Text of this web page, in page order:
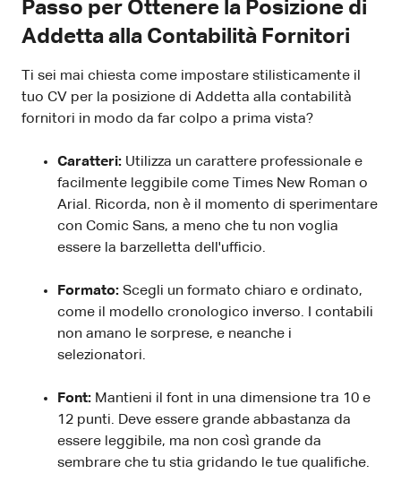
Passo per Ottenere la Posizione di
Addetta alla Contabilità Fornitori
Ti sei mai chiesta come impostare stilisticamente il
tuo CV per la posizione di Addetta alla contabilità
fornitori in modo da far colpo a prima vista?
Caratteri: Utilizza un carattere professionale e
facilmente leggibile come Times New Roman o
Arial. Ricorda, non è il momento di sperimentare
con Comic Sans, a meno che tu non voglia
essere la barzelletta dell'ufficio.
Formato: Scegli un formato chiaro e ordinato,
come il modello cronologico inverso. I contabili
non amano le sorprese, e neanche i
selezionatori.
Font: Mantieni il font in una dimensione tra 10 e
12 punti. Deve essere grande abbastanza da
essere leggibile, ma non così grande da
sembrare che tu stia gridando le tue qualifiche.